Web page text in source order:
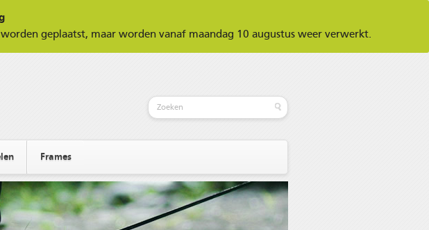
geplaatst, maar worden vanaf maandag 10 augustus weer verwerkt.
Frames